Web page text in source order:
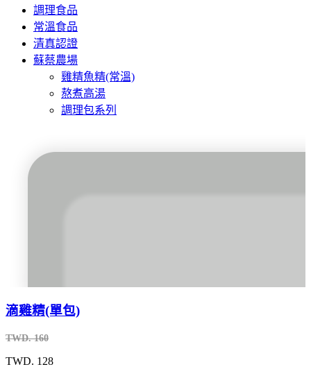
調理食品
常溫食品
清真認證
蘇蔡農場
雞精魚精(常溫)
熬煮高湯
調理包系列
滴雞精(單包)
TWD. 160
TWD. 128